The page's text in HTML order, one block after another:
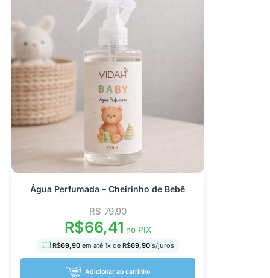
Água Perfumada – Cheirinho de Bebê
R$79,90
R$66,41 no PIX
R$69,90 em até 1x de R$69,90s/juros
Adicionar ao carrinho